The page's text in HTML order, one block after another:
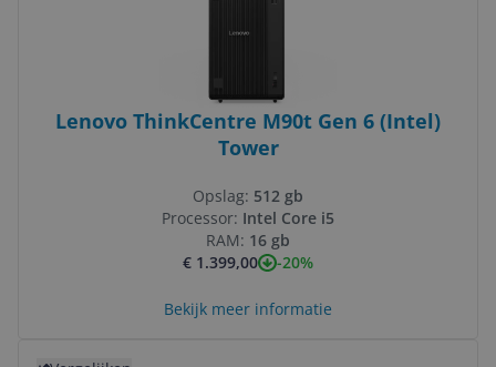
Lenovo ThinkCentre M90t Gen 6 (Intel)
Tower
Opslag: 512 gb
Processor: Intel Core i5
RAM: 16 gb
€ 1.399,00
-20%
Bekijk meer informatie